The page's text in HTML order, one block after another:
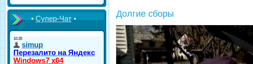
•Супер-Чат• Долгие сборы